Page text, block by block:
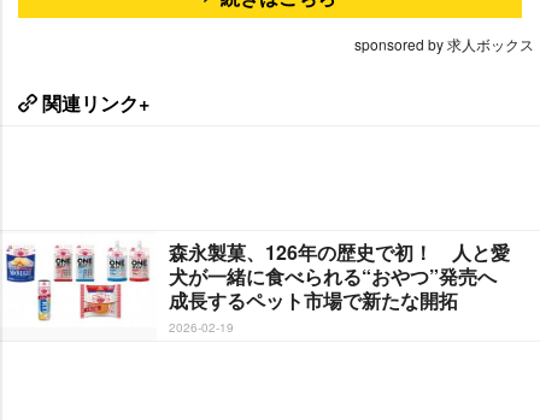
sponsored by 求人ボックス
関連リンク+
森永製菓、126年の歴史で初！ 人と愛
犬が一緒に食べられる“おやつ”発売へ
成長するペット市場で新たな開拓
2026-02-19